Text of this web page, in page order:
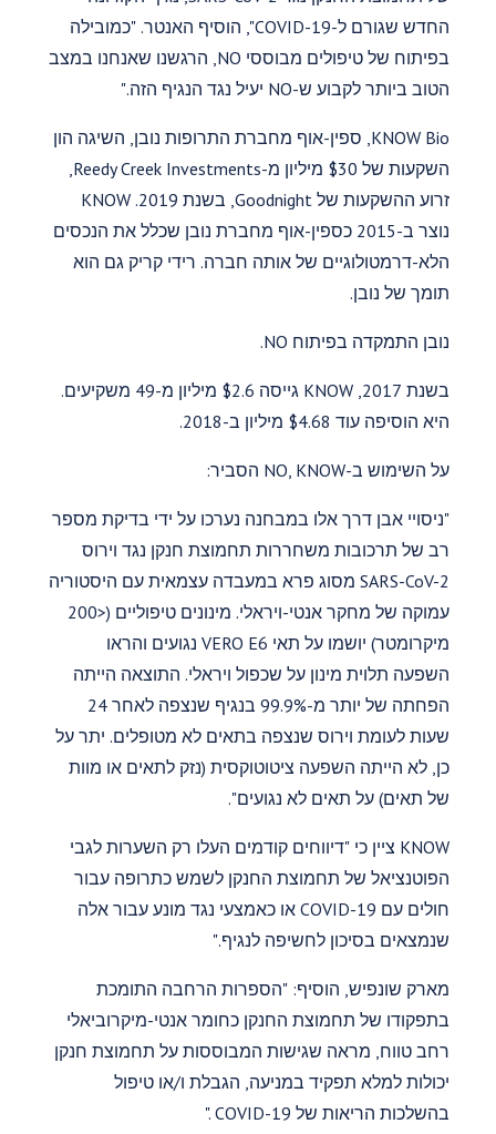
החדש שגורם ל-COVID-19", הוסיף האנטר. "כמובילה
בפיתוח של טיפולים מבוססי NO, הרגשנו שאנחנו במצב
הטוב ביותר לקבוע ש-NO יעיל נגד הנגיף הזה."
KNOW Bio, ספין-אוף מחברת התרופות נובן, השיגה הון
זרוע ההשקעות של Goodnight, בשנת 2019. KNOW
נוצר ב-2015 כספין-אוף מחברת נובן שכלל את הנכסים
הלא-דרמטולוגיים של אותה חברה. רידי קריק גם הוא
תומך של נובן.
נובן התמקדה בפיתוח NO.
בשנת 2017, KNOW גייסה $2.6 מיליון מ-49 משקיעים.
היא הוסיפה עוד $4.68 מיליון ב-2018.
על השימוש ב-NO, KNOW הסביר:
"ניסויי אבן דרך אלו במבחנה נערכו על ידי בדיקת מספר
רב של תרכובות משחררות תחמוצת חנקן נגד וירוס
SARS-CoV-2 מסוג פרא במעבדה עצמאית עם היסטוריה
עמוקה של מחקר אנטי-ויראלי. מינונים טיפוליים (<200
מיקרומטר) יושמו על תאי VERO E6 נגועים והראו
השפעה תלוית מינון על שכפול ויראלי. התוצאה הייתה
הפחתה של יותר מ-99.9% בנגיף שנצפה לאחר 24
שעות לעומת וירוס שנצפה בתאים לא מטופלים. יתר על
כן, לא הייתה השפעה ציטוטוקסית (נזק לתאים או מוות
של תאים) על תאים לא נגועים".
KNOW ציין כי "דיווחים קודמים העלו רק השערות לגבי
הפוטנציאל של תחמוצת החנקן לשמש כתרופה עבור
חולים עם COVID-19 או כאמצעי נגד מונע עבור אלה
שנמצאים בסיכון לחשיפה לנגיף."
מארק שונפיש, הוסיף: "הספרות הרחבה התומכת
בתפקודו של תחמוצת החנקן כחומר אנטי-מיקרוביאלי
רחב טווח, מראה שגישות המבוססות על תחמוצת חנקן
יכולות למלא תפקיד במניעה, הגבלת ו/או טיפול
בהשלכות הריאות של COVID-19 ."